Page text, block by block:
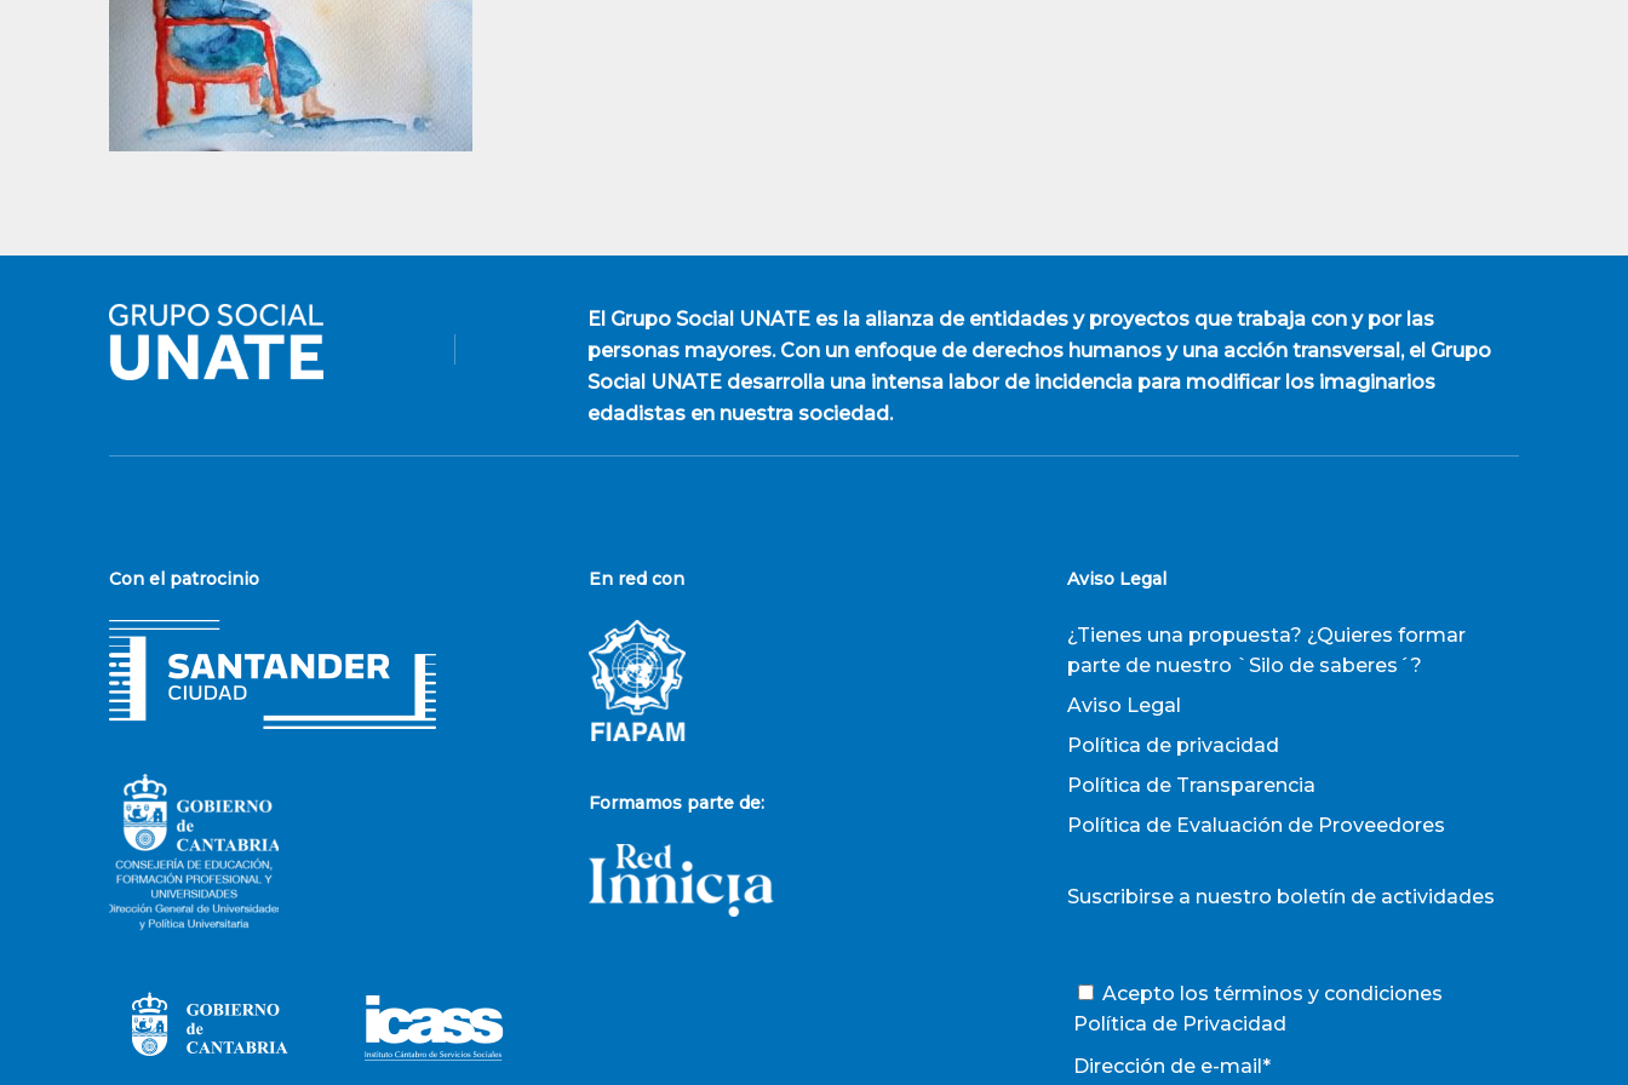
El Grupo Social UNATEes la alianza de entidades y proyectos que trabaja con y por las
personas mayores. Con un enfoque de derechos humanos y una acción transversal, el Grupo
Social UNATE desarrolla una intensa labor de incidencia para modificar los imaginarios
edadistas en nuestra sociedad.
Con el patrocinio En red con
Formamos parte de:
Aviso Legal
¿Tienes una propuesta? ¿Quieres formar
parte de nuestro `Silo de saberes´?
Aviso Legal
Política de privacidad
Política de Transparencia
Política de Evaluación de Proveedores
Suscribirse a nuestro boletín de actividades
Acepto los términos y condiciones
Política de Privacidad
Dirección de e-mail*